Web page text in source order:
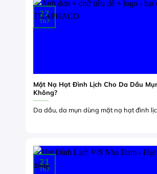
Mặt Nạ Hạt Đình Lịch Cho Da Dầu
Không?
Da dầu, da mụn dùng mặt nạ hạt đình
27
Th7
21
Th7